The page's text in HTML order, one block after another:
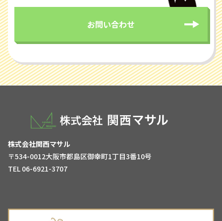
お問い合わせ
株式会社関西マサル
〒534-0012大阪市都島区御幸町1丁目3番10号
TEL 06-6921-3707